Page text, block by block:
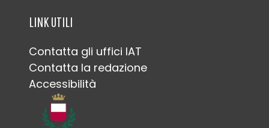
LINK UTILI
Contatta gli uffici IAT
Contatta la redazione
Accessibilità